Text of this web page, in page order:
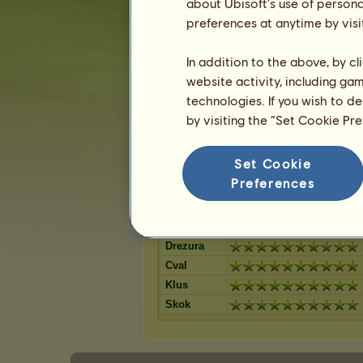
Ryzák 12% Plavák
Černý hnědák 8% Palomino
Vraník 8 % Játrový
Tmavý hnědák 7% Cremello
Světlý ryzák 6% Pstružák
Dovednosti pro Irský hunter
Drezura
Cval
Klus
Skok
preferences at anytime by
In addition to the above, by
website activity, including
technologies. If you wish to
by visiting the “Set Cookie
Set Cookie
Preferences